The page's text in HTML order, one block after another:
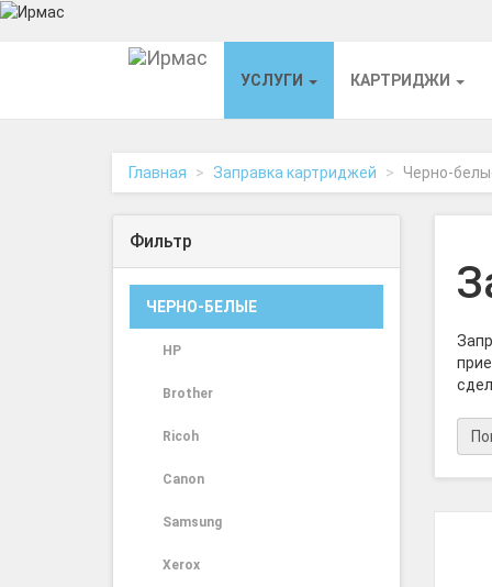
УСЛУГИ КАРТРИДЖИ
Главная Заправка картриджей Черно-
Фильтр
ЧЕРНО-БЕЛЫЕ
HP
Brother
Ricoh
Canon
Samsung
Xerox